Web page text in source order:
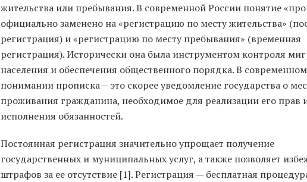
жительства или пребывания. В современной России понятие
официально заменено на «регистрацию по месту жительства»
регистрация) и «регистрацию по месту пребывания» (временная
регистрация). Исторически она была инструментом контроля
населения и обеспечения общественного порядка. В современном
понимании прописка— это скорее уведомление государства о
проживания гражданина, необходимое для реализации его прав
исполнения обязанностей.
Постоянная регистрация значительно упрощает получение
государственных и муниципальных услуг, а также позволяет
штрафов за ее отсутствие [1]. Регистрация — бесплатная